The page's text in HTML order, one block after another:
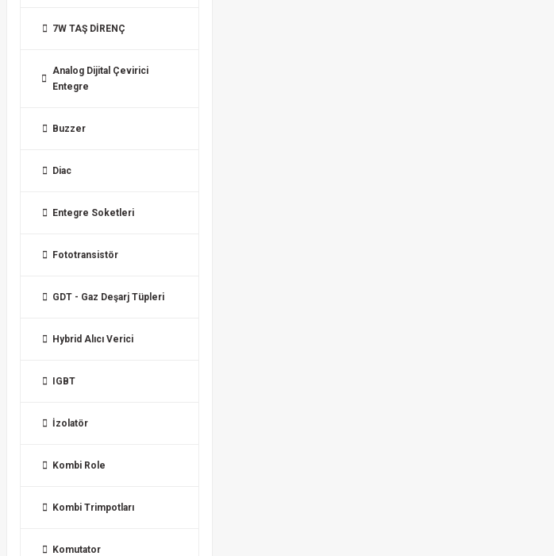
7W TAŞ DİRENÇ
Analog Dijital Çevirici
Entegre
Buzzer
Diac
Entegre Soketleri
Fototransistör
GDT - Gaz Deşarj Tüpleri
Hybrid Alıcı Verici
IGBT
İzolatör
Kombi Role
Kombi Trimpotları
Komutator